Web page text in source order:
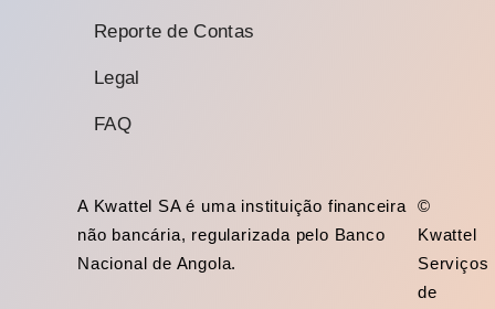
Reporte de Contas
Legal
FAQ
A Kwattel SA é uma instituição financeira
não bancária, regularizada pelo Banco
Nacional de Angola.
©
Kwattel
Serviços
de